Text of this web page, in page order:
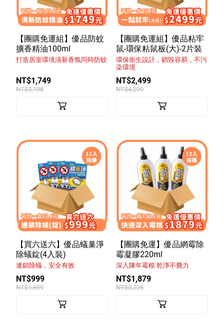
會員權益
會員中心
Facebook粉絲專頁
【團購免運組】優品防蚊
擴香精油100ml
打造居室環境清新香氛同時防蚊
NT$1,749
NT$3,108
【團購免運組】優品粘牢
鼠-環保粘鼠板(大)-2片裝
環保衛生設計，銷毀容易，不污
染環境
NT$2,499
NT$4,299
【買六送六】優品蟻巢淨
除蟻錠(4入裝)
連鎖除蟻，安全有效
NT$999
NT$1,699
【團購免運】優品網霉除
霉凝膠220ml
深入陳年霉根 乾淨不費力
NT$1,879
NT$3,228